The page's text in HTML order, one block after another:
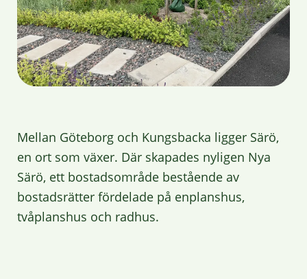
Mellan Göteborg och Kungsbacka ligger Särö,
en ort som växer. Där skapades nyligen Nya
Särö, ett bostadsområde bestående av
bostadsrätter fördelade på enplanshus,
tvåplanshus och radhus.